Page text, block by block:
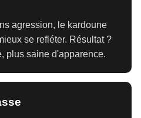
agression, le kardoune
se refléter. Résultat ?
plus saine d'apparence.